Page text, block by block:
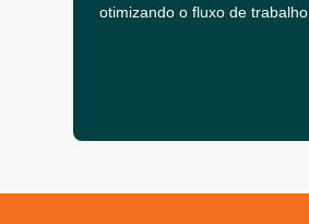
otimizando o fluxo de trabalho.